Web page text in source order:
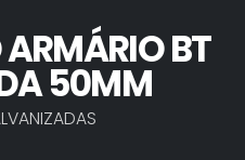
BT
50MM